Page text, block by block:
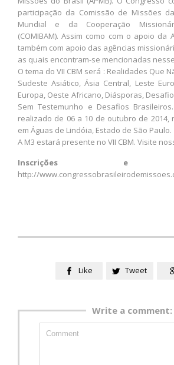
participação da Comissão de Missões
Mundial e da Cooperação
(COMIBAM). Assim como com o apoio da
também com apoio das agências
as quais encontram-se mencionadas
O tema do VII CBM será : Realidades Que
Sudeste Asiático, Ásia Central, Leste
Europa, Oeste Africano, Diásporas,
Sem Testemunho e Desafios
realizado de 06 a 10 de outubro de 2014,
em Águas de Lindóia, Estado de São Paulo.
A M3 estará presente no VII CBM. Visite
Inscrições e
http://
 Like  Tweet
Write a comment: